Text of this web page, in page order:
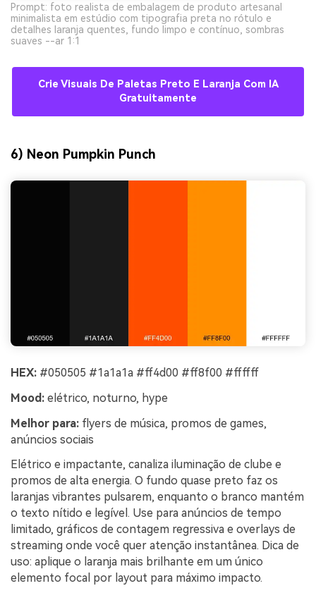
Prompt: foto realista de embalagem de produto artesanal
minimalista em estúdio com tipografia preta no rótulo e
detalhes laranja quentes, fundo limpo e contínuo, sombras
suaves --ar 1:1
Crie Visuais De Paletas Preto E Laranja Com IA
Gratuitamente
6) Neon Pumpkin Punch
HEX: #050505 #1a1a1a #ff4d00 #ff8f00 #ffffff
Mood: elétrico, noturno, hype
Melhor para: flyers de música, promos de games,
anúncios sociais
Elétrico e impactante, canaliza iluminação de clube e
promos de alta energia. O fundo quase preto faz os
laranjas vibrantes pulsarem, enquanto o branco mantém
o texto nítido e legível. Use para anúncios de tempo
limitado, gráficos de contagem regressiva e overlays de
streaming onde você quer atenção instantânea. Dica de
uso: aplique o laranja mais brilhante em um único
elemento focal por layout para máximo impacto.